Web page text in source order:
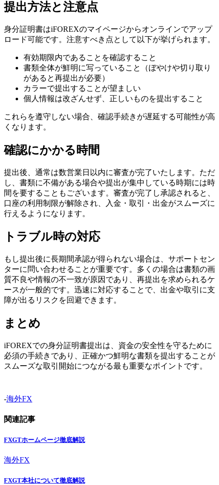
提出方法と注意点
身分証明書はiFOREXのマイページからオンラインでアップ
ロード可能です。注意すべき点として以下が挙げられます。
有効期限内であることを確認すること
書類全体が鮮明に写っていること（ぼやけや切り取り
があると再提出が必要）
カラーで提出することが望ましい
個人情報は改ざんせず、正しいものを提出すること
これらを遵守しない場合、確認手続きが遅延する可能性が高
くなります。
確認にかかる時間
提出後、通常は数営業日以内に審査が完了いたします。ただ
し、書類に不備がある場合や提出が集中している時期には時
間を要することもございます。審査が完了し承認されると、
口座の利用制限が解除され、入金・取引・出金がスムーズに
行えるようになります。
トラブル時の対応
もし提出後に長期間承認が得られない場合は、サポートセン
ターに問い合わせることが重要です。多くの場合は書類の画
質不良や情報の不一致が原因であり、再提出を求められるケ
ースが一般的です。迅速に対応することで、出金や取引に支
障が出るリスクを回避できます。
まとめ
iFOREXでの身分証明書提出は、資金の安全性を守るために
必須の手続きであり、正確かつ鮮明な書類を提出することが
スムーズな取引開始につながる最も重要なポイントです。
-海外FX
関連記事
FXGTホームページ徹底解説
海外FX
FXGT本社について徹底解説